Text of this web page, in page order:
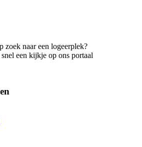
zoek naar een logeerplek?
een kijkje op ons portaal